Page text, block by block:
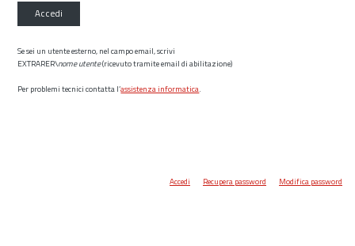
Accedi
Se sei un utente esterno, nel campo email, scrivi
EXTRARER\nome utente(ricevuto tramite email di abilitazione)
Per problemi tecnici contatta l’assistenza informatica.
Accedi Recupera password Modifica password